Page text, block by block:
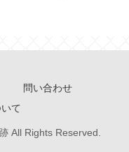
問い合わせ
て
All Rights Reserved.